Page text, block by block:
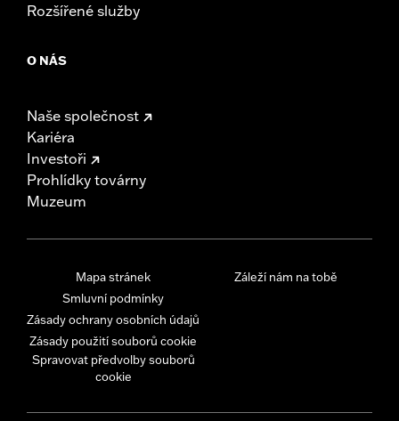
Rozšířené služby
O NÁS
Naše společnost
Kariéra
Investoři
Prohlídky továrny
Muzeum
Mapa stránek
Smluvní podmínky
Zásady ochrany osobních údajů
Zásady použití souborů cookie
Spravovat předvolby souborů
cookie
Záleží nám na tobě